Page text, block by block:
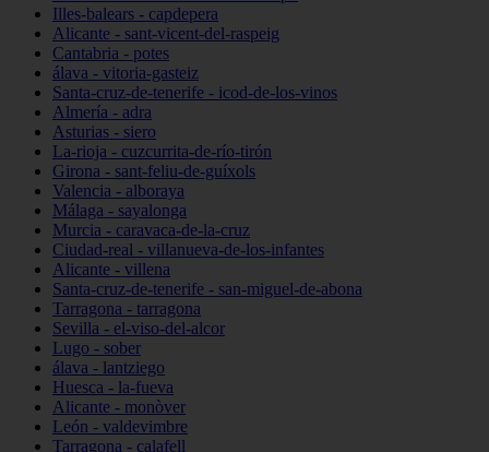
Illes-balears - capdepera
Alicante - sant-vicent-del-raspeig
Cantabria - potes
álava - vitoria-gasteiz
Santa-cruz-de-tenerife - icod-de-los-vinos
Almería - adra
Asturias - siero
La-rioja - cuzcurrita-de-río-tirón
Girona - sant-feliu-de-guíxols
Valencia - alboraya
Málaga - sayalonga
Murcia - caravaca-de-la-cruz
Ciudad-real - villanueva-de-los-infantes
Alicante - villena
Santa-cruz-de-tenerife - san-miguel-de-abona
Tarragona - tarragona
Sevilla - el-viso-del-alcor
Lugo - sober
álava - lantziego
Huesca - la-fueva
Alicante - monòver
León - valdevimbre
Tarragona - calafell